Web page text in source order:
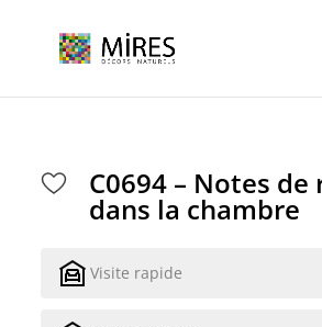
C0694 – Notes de
dans la chambre
Visite rapide